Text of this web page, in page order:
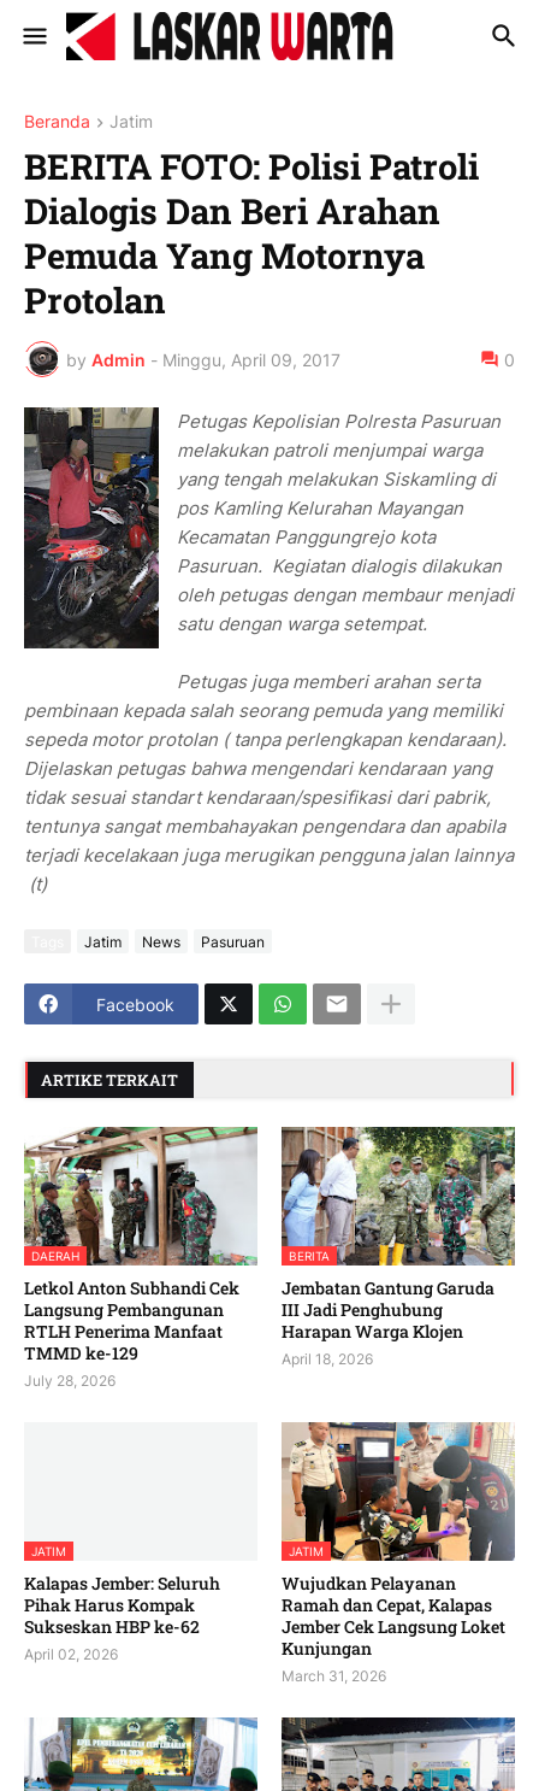
Beranda Jatim
BERITA FOTO: Polisi Patroli
Dialogis Dan Beri Arahan
Pemuda Yang Motornya
Protolan
by Admin - Minggu, April 09, 2017 0
Petugas Kepolisian Polresta Pasuruan
melakukan patroli menjumpai warga
yang tengah melakukan Siskamling di
pos Kamling Kelurahan Mayangan
Kecamatan Panggungrejo kota
Pasuruan. Kegiatan dialogis dilakukan
oleh petugas dengan membaur menjadi
satu dengan warga setempat.
Petugas juga memberi arahan serta
pembinaan kepada salah seorang pemuda yang memiliki
sepeda motor protolan ( tanpa perlengkapan kendaraan).
Dijelaskan petugas bahwa mengendari kendaraan yang
tidak sesuai standart kendaraan/spesifikasi dari pabrik,
tentunya sangat membahayakan pengendara dan apabila
terjadi kecelakaan juga merugikan pengguna jalan lainnya
(t)
Jatim News Pasuruan
Facebook
ARTIKE TERKAIT
DAERAH
Letkol Anton Subhandi Cek
Langsung Pembangunan
RTLH Penerima Manfaat
TMMD ke-129
July 28, 2026
BERITA
Jembatan Gantung Garuda
III Jadi Penghubung
Harapan Warga Klojen
April 18, 2026
JATIM
Kalapas Jember: Seluruh
Pihak Harus Kompak
Sukseskan HBP ke-62
April 02, 2026
JATIM
Wujudkan Pelayanan
Ramah dan Cepat, Kalapas
Jember Cek Langsung Loket
Kunjungan
March 31, 2026